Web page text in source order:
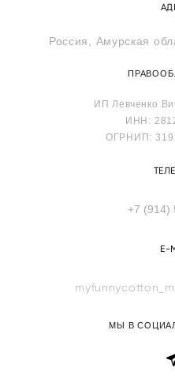
Россия, Амурская
ИП Левченко
ИНН:
ОГРНИП:
+7 (914)
E-
МЫ В